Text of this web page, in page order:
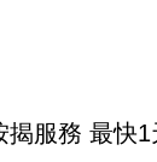
揭服務 最快